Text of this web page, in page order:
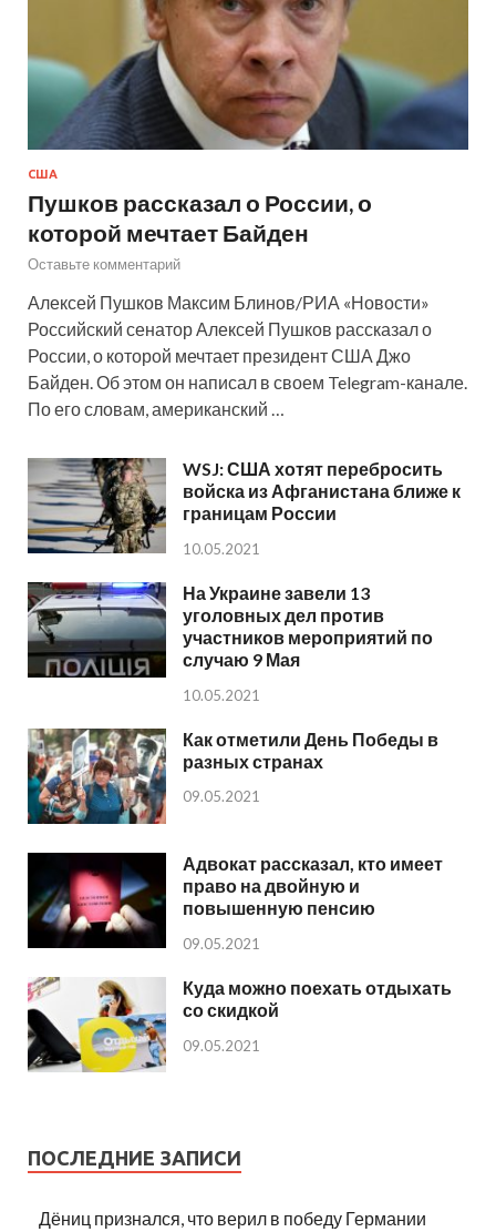
США
Пушков рассказал о России, о
которой мечтает Байден
Оставьте комментарий
Алексей Пушков Максим Блинов/РИА «Новости»
Российский сенатор Алексей Пушков рассказал о
России, о которой мечтает президент США Джо
Байден. Об этом он написал в своем Telegram-канале.
По его словам, американский …
WSJ: США хотят перебросить
войска из Афганистана ближе к
границам России
10.05.2021
На Украине завели 13
уголовных дел против
участников мероприятий по
случаю 9 Мая
10.05.2021
Как отметили День Победы в
разных странах
09.05.2021
Адвокат рассказал, кто имеет
право на двойную и
повышенную пенсию
09.05.2021
Куда можно поехать отдыхать
со скидкой
09.05.2021
ПОСЛЕДНИЕ ЗАПИСИ
Дёниц признался, что верил в победу Германии